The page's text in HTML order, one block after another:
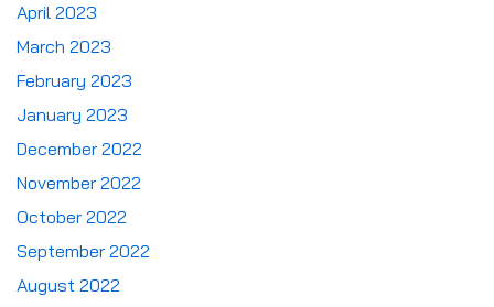
April 2023
March 2023
February 2023
January 2023
December 2022
November 2022
October 2022
September 2022
August 2022